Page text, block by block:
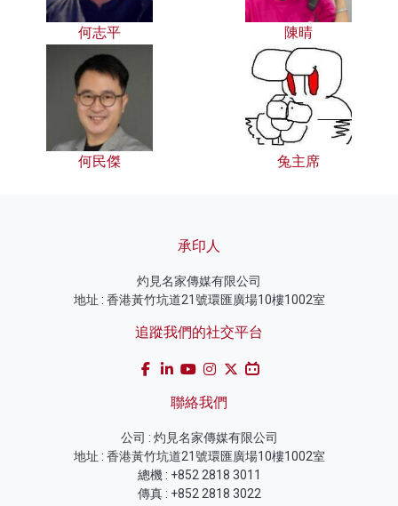
何志平 陳晴
何民傑 兔主席
承印人
灼見名家傳媒有限公司
地址 : 香港黃竹坑道21號環匯廣場10樓1002室
追蹤我們的社交平台
聯絡我們
公司 : 灼見名家傳媒有限公司
地址 : 香港黃竹坑道21號環匯廣場10樓1002室
總機 : +852 2818 3011
傳真 : +852 2818 3022